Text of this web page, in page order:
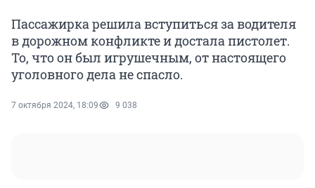
Пассажирка решила вступиться за водителя
в дорожном конфликте и достала пистолет.
То, что он был игрушечным, от настоящего
уголовного дела не спасло.
7 октября 2024, 18:09 9 038